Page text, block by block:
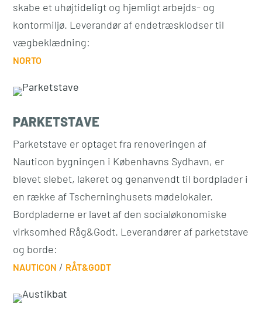
skabe et uhøjtideligt og hjemligt arbejds- og
kontormiljø. Leverandør af endetræsklodser til
vægbeklædning:
NORTO
PARKETSTAVE
Parketstave er optaget fra renoveringen af
Nauticon bygningen i Københavns Sydhavn, er
blevet slebet, lakeret og genanvendt til bordplader i
en række af Tscherninghusets mødelokaler.
Bordpladerne er lavet af den socialøkonomiske
virksomhed Råg&Godt. Leverandører af parketstave
og borde:
NAUTICON / RÅT&GODT